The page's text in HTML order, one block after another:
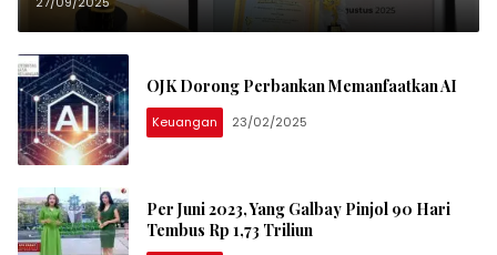
OJK Dorong Perbankan Memanfaatkan AI
Keuangan 23/02/2025
Per Juni 2023, Yang Galbay Pinjol 90 Hari
Tembus Rp 1,73 Triliun